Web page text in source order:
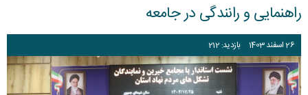
راهنمایی و رانندگی در جامعه
26اسفند1403 بازدید: 212